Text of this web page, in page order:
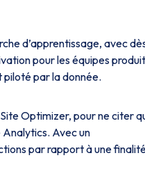
d’apprentissage, avec
pour les équipes
par la donnée.
Optimizer, pour ne citer
Avec un
par rapport à une